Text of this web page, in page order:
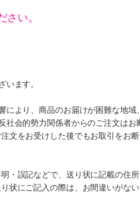
い。
ます。
より、商品のお届けが困難な地域
会的勢力関係者からのご注文は
文をお受けした後でもお取引をお
・誤記などで、送り状に記載の住
状にご記入の際は、お間違いがな